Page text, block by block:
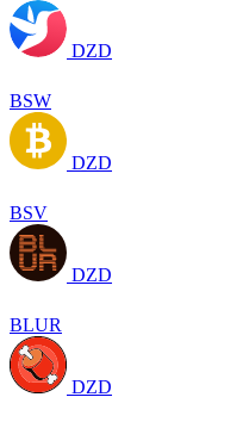
DZD
BSW
DZD
BSV
DZD
BLUR
DZD